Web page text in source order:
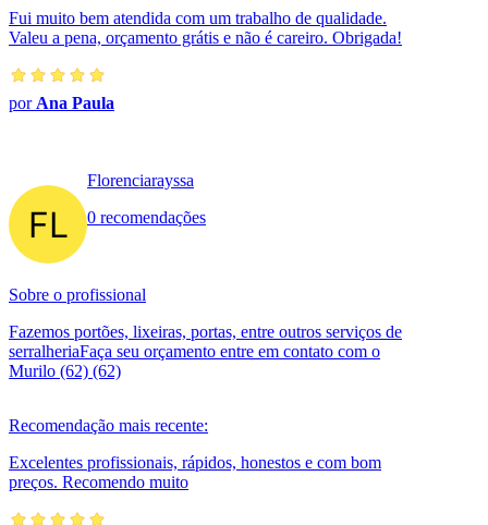
Fui muito bem atendida com um trabalho de qualidade.
Valeu a pena, orçamento grátis e não é careiro. Obrigada!
por Ana Paula
Florenciarayssa
0 recomendações
Sobre o profissional
Fazemos portões, lixeiras, portas, entre outros serviços de
serralheriaFaça seu orçamento entre em contato com o
Murilo (62) (62)
Recomendação mais recente:
Excelentes profissionais, rápidos, honestos e com bom
preços. Recomendo muito